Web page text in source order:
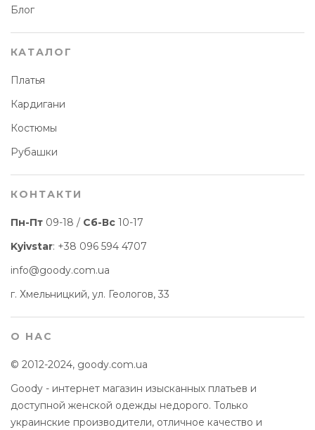
Блог
КАТАЛОГ
Платья
Кардигани
Костюмы
Рубашки
КОНТАКТИ
Пн-Пт 09-18 / Сб-Вс 10-17
Kyivstar: +38 096 594 4707
info@goody.com.ua
г. Хмельницкий, ул. Геологов, 33
О НАС
© 2012-2024, goody.com.ua
Goody - интернет магазин изысканных платьев и
доступной женской одежды недорого. Только
украинские производители, отличное качество и